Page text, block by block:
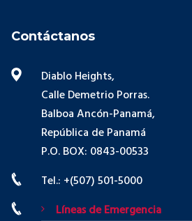
Contáctanos
Diablo Heights,
Calle Demetrio Porras.
Balboa Ancón-Panamá,
República de Panamá
P.O. BOX: 0843-00533
Tel.: +(507) 501-5000
Líneas de Emergencia